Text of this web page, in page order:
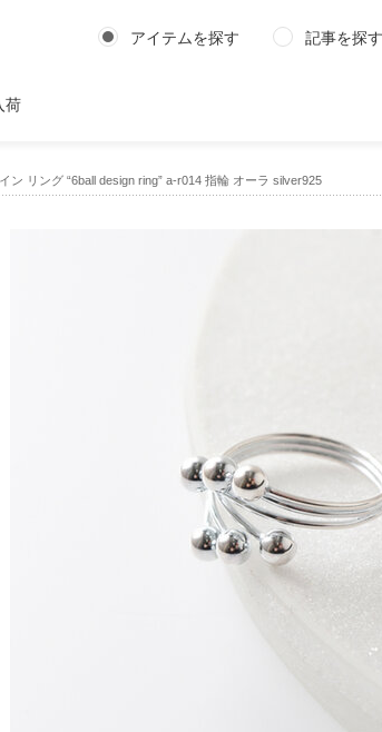
アイテムを探す 記事を探す
荷
ン リング “6ball design ring” a-r014 指輪 オーラ silver925